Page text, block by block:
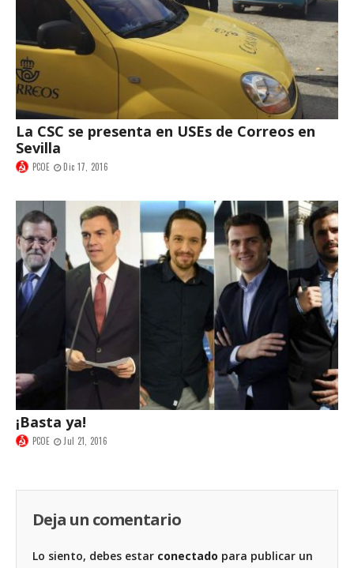
La CSC se presenta en USEs de Correos en
Sevilla
PCOE Dic 17, 2016
¡Basta ya!
PCOE Jul 21, 2016
Deja un comentario
Lo siento, debes estar conectado para publicar un